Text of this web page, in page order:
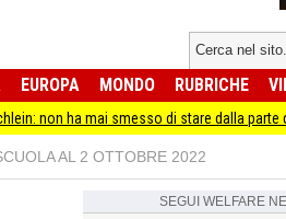
EUROPA MONDO RUBRICHE
smesso di stare dalla parte degli ultimi
AL 2 OTTOBRE 2022
SEGUI WELFARE